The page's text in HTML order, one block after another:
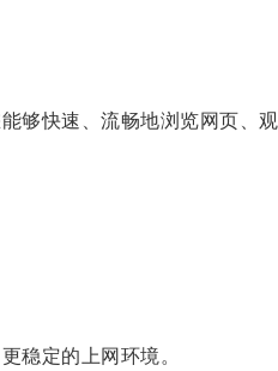
快速、流畅地浏览网页、
稳定的上网环境。